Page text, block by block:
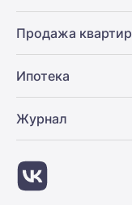
Продажа квартир
Ипотека
Журнал